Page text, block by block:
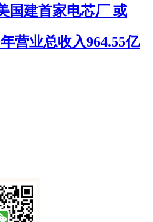
国建首家电芯厂 或
营业总收入964.55亿